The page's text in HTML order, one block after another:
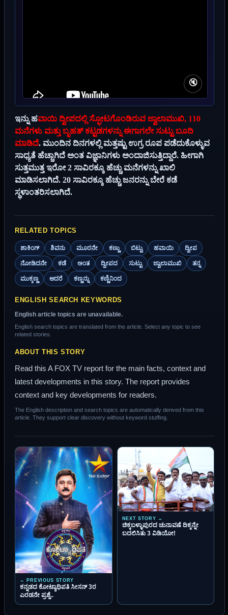
🔇
ಇನ್ನು ಹವಾಯಿ ದ್ವೀಪದಲ್ಲಿ ಸ್ಫೋಟಗೊಂಡಿರುವ ಜ್ವಾಲಾಮುಖಿ, 110
ಮನೆಗಳು ಮತ್ತು ಬೃಹತ್ ಕಟ್ಟಡಗಳನ್ನು ಈಗಾಗಲೇ ಸುಟ್ಟು ಬೂದಿ
ಮಾಡಿದೆ. ಮುಂದಿನ ದಿನಗಳಲ್ಲಿ ಮತ್ತಷ್ಟು ಉಗ್ರ ರೂಪ ಪಡೆದುಕೊಳ್ಳುವ
ಸಾಧ್ಯತೆ ಹೆಚ್ಚಾಗಿದೆ ಅಂತ ವಿಜ್ಞಾನಿಗಳು ಅಂದಾಜಿಸುತ್ತಿದ್ದಾರೆ. ಹೀಗಾಗಿ
ಸುತ್ತಮುತ್ತ ಇರೋ 2 ಸಾವಿರಕ್ಕೂ ಹೆಚ್ಚು ಮನೆಗಳನ್ನು ಖಾಲಿ
ಮಾಡಿಸಲಾಗಿದೆ. 20 ಸಾವಿರಕ್ಕೂ ಹೆಚ್ಚು ಜನರನ್ನು ಬೇರೆ ಕಡೆ
ಸ್ಥಳಾಂತರಿಸಲಾಗಿದೆ.
RELATED TOPICS
ಶಾಕಿಂಗ್ ಶಿವನು ಮೂರನೇ ಕಣ್ಣು ಬಿಟ್ಟು ಹವಾಯಿ ದ್ವೀಪ
ನೋಡಿದನೇ ಕಡೆ ಅಂತ ದ್ವೀಪದ ಸುಟ್ಟು ಜ್ವಾಲಾಮುಖಿ ತನ್ನ
ಮುಕ್ಕಣ್ಣ ಆದರೆ ಕಣ್ಣನ್ನು ಕಣ್ಣಿನಿಂದ
ENGLISH SEARCH KEYWORDS
English article topics are unavailable.
English search topics are translated from the article. Select any topic to see
related stories.
ABOUT THIS STORY
Read this A FOX TV report for the main facts, context and
latest developments in this story. The report provides
context and key developments for readers.
The English description and search topics are automatically derived from this
article. They support clear discovery without keyword stuffing.
← PREVIOUS STORY
ಕನ್ನಡದ ಕೋಟ್ಯಾಧಿಪತಿ ಸೀಸನ್ 3ರ
ಎರಡನೇ ಪ್ರಶ್ನೆ..
NEXT STORY →
ಚಿಕ್ಕಬಳ್ಳಾಪುರದ ಚುನಾವಣೆ ದಿಕ್ಕನ್ನೇ
ಬದಲಿಸಿತು 3 ವಿಡಿಯೋ!